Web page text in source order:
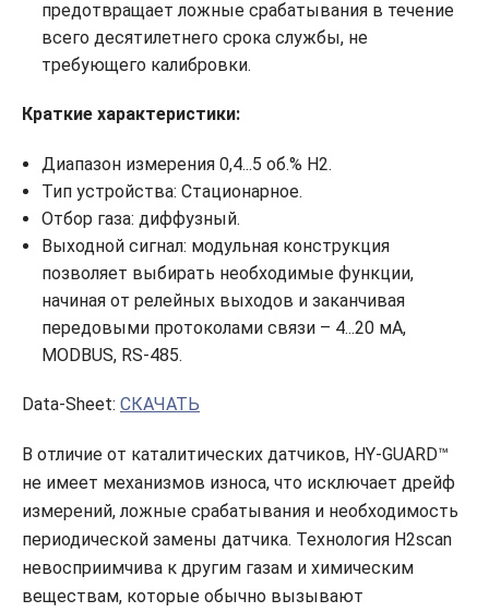
предотвращает ложные срабатывания в течение
всего десятилетнего срока службы, не
требующего калибровки.
Краткие характеристики:
Диапазон измерения 0,4...5 об.% H2.
Тип устройства: Стационарное.
Отбор газа: диффузный.
Выходной сигнал: модульная конструкция
позволяет выбирать необходимые функции,
начиная от релейных выходов и заканчивая
передовыми протоколами связи – 4...20 мА,
MODBUS, RS-485.
Data-Sheet: СКАЧАТЬ
В отличие от каталитических датчиков, HY-GUARD™
не имеет механизмов износа, что исключает дрейф
измерений, ложные срабатывания и необходимость
периодической замены датчика. Технология H2scan
невосприимчива к другим газам и химическим
веществам, которые обычно вызывают